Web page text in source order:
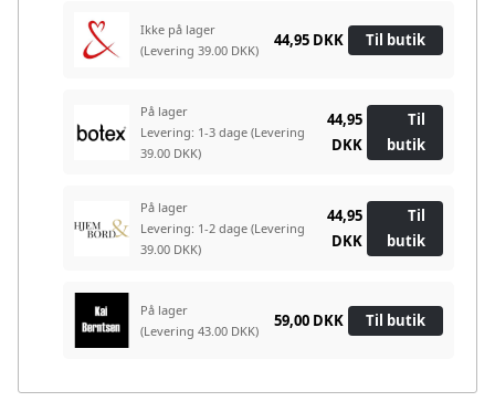
Ikke på lager
(Levering 39.00 DKK)
44,95 DKK Til butik
På lager
Levering: 1-3 dage (Levering
39.00 DKK)
44,95
DKK
Til
butik
På lager
Levering: 1-2 dage (Levering
39.00 DKK)
44,95
DKK
Til
butik
På lager
(Levering 43.00 DKK)
59,00 DKK Til butik